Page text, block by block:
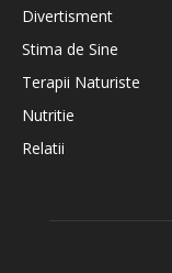
Divertisment
Stima de Sine
Terapii Naturiste
Nutritie
Relatii